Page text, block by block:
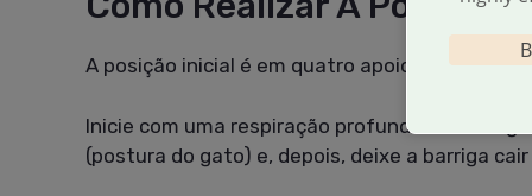
A posição inicial é em quatro apoios.
Inicie com uma respiração profunda e, em
(postura do gato) e, depois, deixe a barriga